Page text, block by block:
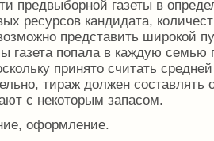
предвыборной газеты в
ресурсов кандидата,
представить широкой
газета попала в каждую
принято считать
тираж должен составлять
с некоторым запасом.
оформление.